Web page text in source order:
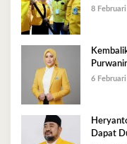
8
Golkar
6
Dapat